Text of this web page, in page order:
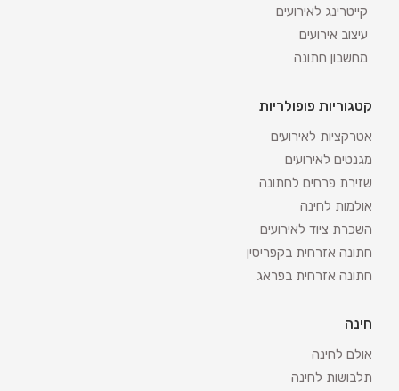
קייטרינג לאירועים
עיצוב אירועים
מחשבון חתונה
קטגוריות פופולריות
אטרקציות לאירועים
מגנטים לאירועים
שזירת פרחים לחתונה
אולמות לחינה
השכרת ציוד לאירועים
חתונה אזרחית בקפריסין
חתונה אזרחית בפראג
חינה
אולם לחינה
תלבושות לחינה